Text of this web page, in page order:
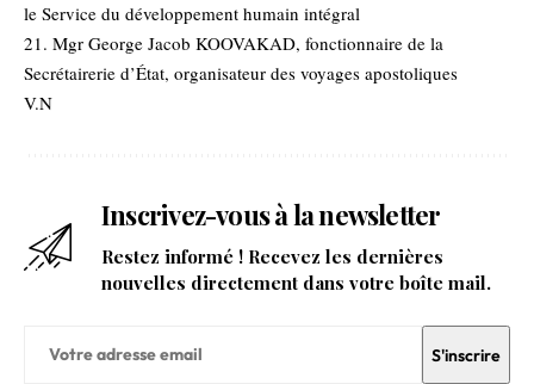
le Service du développement humain intégral
21. Mgr George Jacob KOOVAKAD, fonctionnaire de la
Secrétairerie d’État, organisateur des voyages apostoliques
V.N
Inscrivez-vous à la newsletter
Restez informé ! Recevez les dernières
nouvelles directement dans votre boîte mail.